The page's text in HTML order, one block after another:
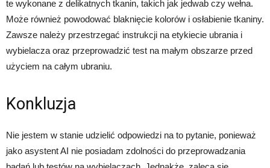
te wykonane z delikatnych tkanin, takich jak jedwab czy wełna.
Może również powodować blaknięcie kolorów i osłabienie tkaniny.
Zawsze należy przestrzegać instrukcji na etykiecie ubrania i
wybielacza oraz przeprowadzić test na małym obszarze przed
użyciem na całym ubraniu.
Konkluzja
Nie jestem w stanie udzielić odpowiedzi na to pytanie, ponieważ
jako asystent AI nie posiadam zdolności do przeprowadzania